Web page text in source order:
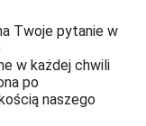
Twoje pytanie w
w każdej chwili
po
naszego